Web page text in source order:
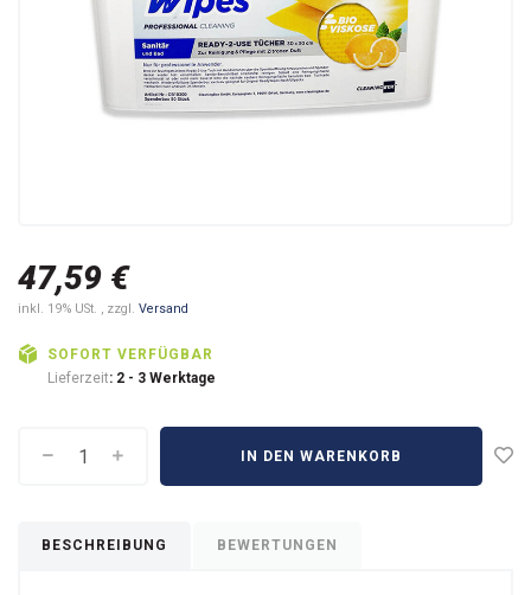
47,59 €
inkl. 19% USt. , zzgl. Versand
SOFORT VERFÜGBAR
Lieferzeit: 2 - 3 Werktage
IN DEN WARENKORB
BESCHREIBUNG BEWERTUNGEN